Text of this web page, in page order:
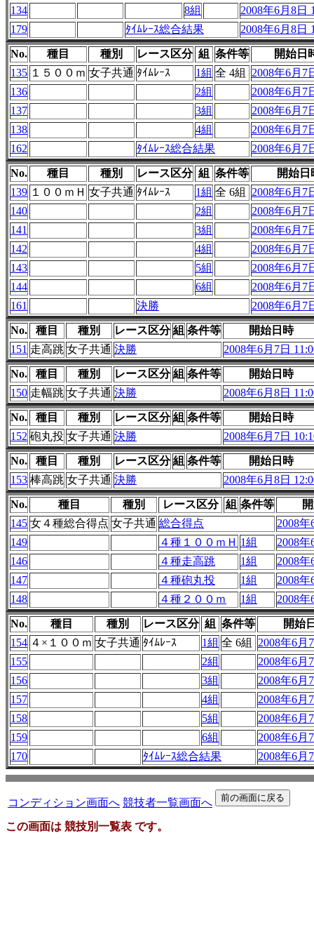
134
8組
2008年6月8日
179
ﾀｲﾑﾚｰｽ総合結果 2008年6月8日
No. 種目 種別 レース区分 組 条件等
開始日
135 １５００ｍ 女子共通 ﾀｲﾑﾚｰｽ 1組 全 4組
2008年6月7
136
2組
2008年6月7
137
3組
2008年6月7
138
4組
2008年6月7
162
ﾀｲﾑﾚｰｽ総合結果 2008年6月7
No. 種目 種別 レース区分 組 条件等
開始日
139 １００ｍＨ 女子共通 ﾀｲﾑﾚｰｽ 1組 全 6組
2008年6月7
140
2組
2008年6月7
141
3組
2008年6月7
142
4組
2008年6月7
143
5組
2008年6月7
144
6組
2008年6月7
161
決勝 2008年6月7
No. 種目 種別 レース区分 組 条件等
開始日時
151 走高跳 女子共通 決勝 2008年6月7日
No. 種目 種別 レース区分 組 条件等
開始日時
150 走幅跳 女子共通 決勝 2008年6月8日
No. 種目 種別 レース区分 組 条件等
開始日時
152 砲丸投 女子共通 決勝 2008年6月7日
No. 種目 種別 レース区分 組 条件等
開始日時
153 棒高跳 女子共通 決勝 2008年6月8日
No. 種目 種別 レース区分 組 条件等
145 女４種総合得点 女子共通 総合得点
2008年
149
４種１００ｍＨ 1組
2008年
146
４種走高跳 1組
2008年
147
４種砲丸投 1組
2008年
148
４種２００ｍ 1組 2008年
No. 種目 種別 レース区分 組 条件等
開始
154 ４×１００ｍ 女子共通 ﾀｲﾑﾚｰｽ 1組 全 6組
2008年6月
155
2組
2008年6月
156
3組
2008年6月
157
4組
2008年6月
158
5組
2008年6月
159
6組
2008年6月
170
ﾀｲﾑﾚｰｽ総合結果 2008年6月
コンディション画面へ 競技者一覧画面へ
この画面は 競技別一覧表 です。